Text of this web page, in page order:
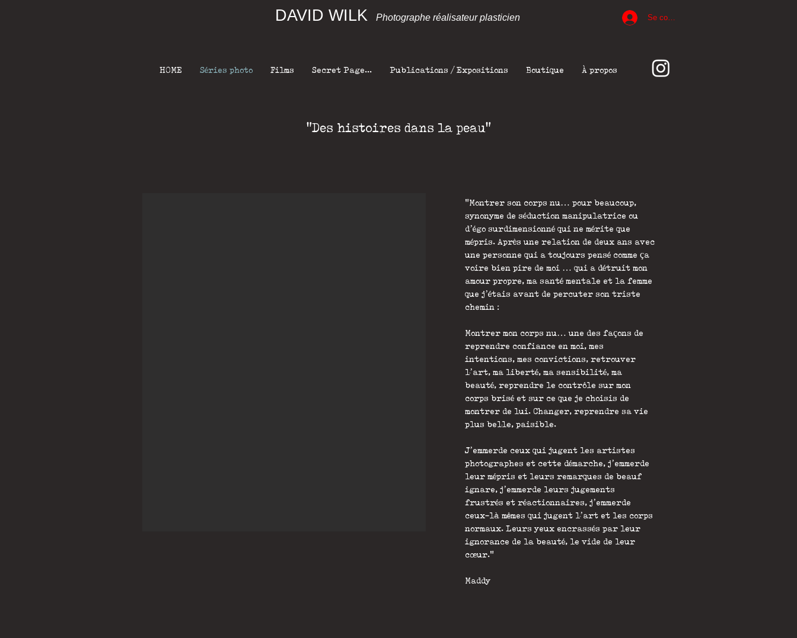
DAVID WILK Photographe réalisateur plasticien Se connecter
HOME Séries photo Films Secret Page... Publications / Expositions Boutique À propos
"Des histoires dans la peau"
"Montrer son corps nu… pour beaucoup,
synonyme de séduction manipulatrice ou
d’égo surdimensionné qui ne mérite que
mépris. Après une relation de deux ans avec
une personne qui a toujours pensé comme ça
voire bien pire de moi … qui a détruit mon
amour propre, ma santé mentale et la femme
que j’étais avant de percuter son triste
chemin :
Montrer mon corps nu… une des façons de
reprendre confiance en moi, mes
intentions, mes convictions, retrouver
l’art, ma liberté, ma sensibilité, ma
beauté, reprendre le contrôle sur mon
corps brisé et sur ce que je choisis de
montrer de lui. Changer, reprendre sa vie
plus belle, paisible.
J’emmerde ceux qui jugent les artistes
photographes et cette démarche, j’emmerde
leur mépris et leurs remarques de beauf
ignare, j’emmerde leurs jugements
frustrés et réactionnaires, j’emmerde
ceux-là mêmes qui jugent l’art et les corps
normaux. Leurs yeux encrassés par leur
ignorance de la beauté, le vide de leur
cœur."
Maddy